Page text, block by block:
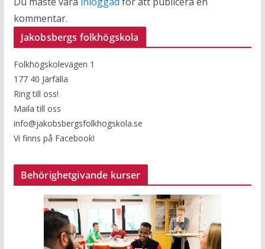
kommentar.
Jakobsbergs folkhögskola
Folkhögskolevägen 1
177 40 Järfälla
Ring till oss!
Maila till oss
info@jakobsbergsfolkhogskola.se
Vi finns på Facebook!
Behörighetgivande kurser